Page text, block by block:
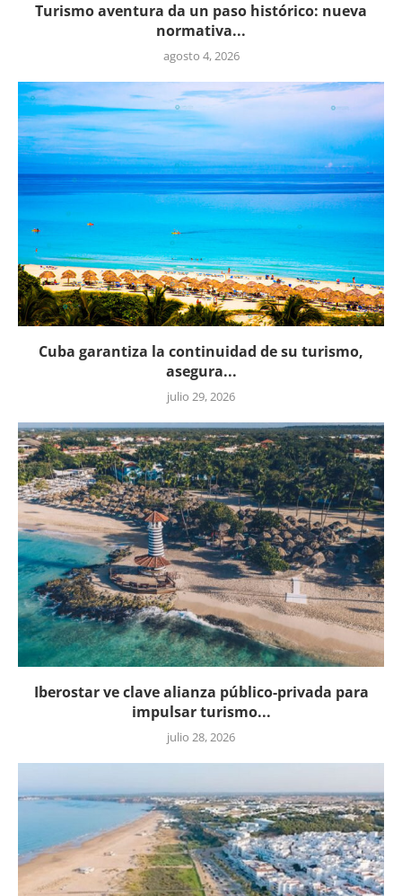
Turismo aventura da un paso histórico: nueva
normativa...
agosto 4, 2026
Cuba garantiza la continuidad de su turismo,
asegura...
julio 29, 2026
Iberostar ve clave alianza público-privada para
impulsar turismo...
julio 28, 2026